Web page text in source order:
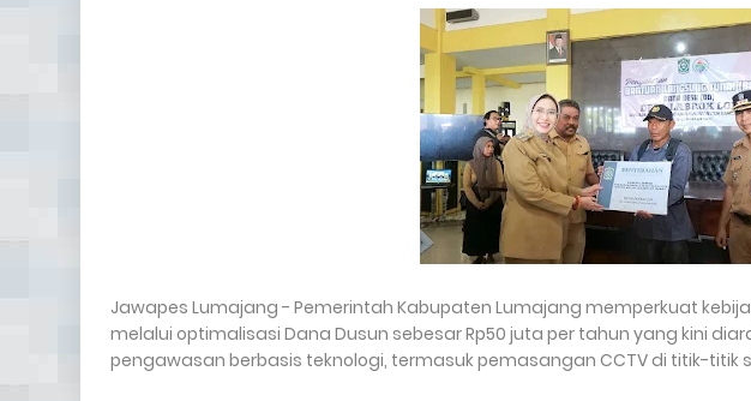
Jawapes Lumajang - Pemerintah Kabupaten Lumajang memperkuat
melalui optimalisasi Dana Dusun sebesar Rp50 juta per tahun yang kini
pengawasan berbasis teknologi, termasuk pemasangan CCTV di titik-titik